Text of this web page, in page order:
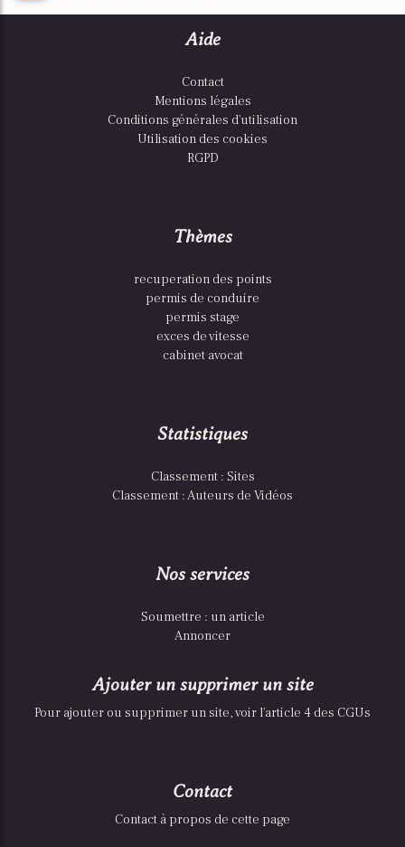
Aide
Contact
Mentions légales
Conditions générales d'utilisation
Utilisation des cookies
RGPD
Thèmes
recuperation des points
permis de conduire
permis stage
exces de vitesse
cabinet avocat
Statistiques
Classement : Sites
Classement : Auteurs de Vidéos
Nos services
Soumettre : un article
Annoncer
Ajouter un supprimer un site
Pour ajouter ou supprimer un site, voir l'article 4 des CGUs
Contact
Contact à propos de cette page